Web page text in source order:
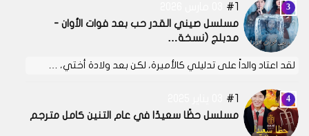
1
مسلسل صيني القدر حب بعد فوات الأوان -
مدبلج (نسخة…
لقد اعتاد والداً على تدليلي كالأميرة، لكن بعد ولادة أختي، …
1
مسلسل حظًا سعيدًا في عام التنين كامل مترجم